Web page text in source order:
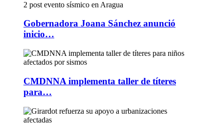
Gobernadora Joana Sánchez anunció
inicio…
CMDNNA implementa taller de títeres
para…